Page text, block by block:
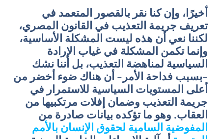
أخيرًا، وإن كنا نقر بالقصور المتعمد في
تعريف جريمة التعذيب في القانون المصري،
لكننا نعي أن هذه ليست المشكلة الأساسية،
وإنما تكمن المشكلة في غياب الإرادة
السياسية لمناهضة التعذيب، بل أننا نشك
-بسبب فداحة الأمر- أن هناك ضوء أخضر من
أعلى المستويات السياسية للاستمرار في
جريمة التعذيب وضمان إفلات مرتكبيها من
العقاب. وهو ما تؤكده بيانات صادرة من
المفوضية السامية لحقوق الإنسان بالأمم